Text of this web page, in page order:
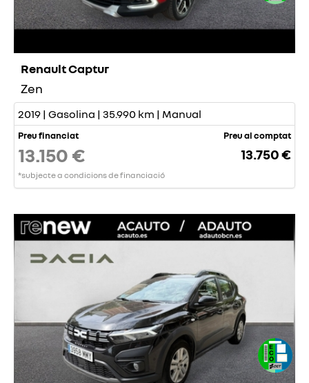
Renault Captur
Zen
2019 | Gasolina | 35.990 km | Manual
Preu financiat
13.150 €
*subjecte a condicions de financiació
Preu al comptat
13.750 €